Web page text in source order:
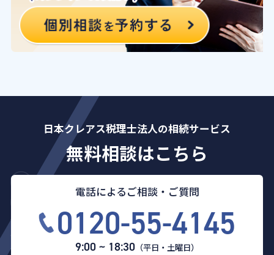
日本クレアス税理士法人の相続サービス
無料相談はこちら
電話によるご相談・ご質問
0120-55-4145
9:00 ~ 18:30 （平日・土曜日）